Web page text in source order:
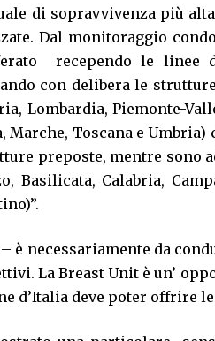
di sopravvivenza più
Dal monitoraggio
recependo le linee
con delibera le
Lombardia, Piemonte-
Toscana e Umbria)
preposte, mentre sono
Basilicata, Calabria,
è necessariamente da
La Breast Unit è un’
d’Italia deve poter offrire